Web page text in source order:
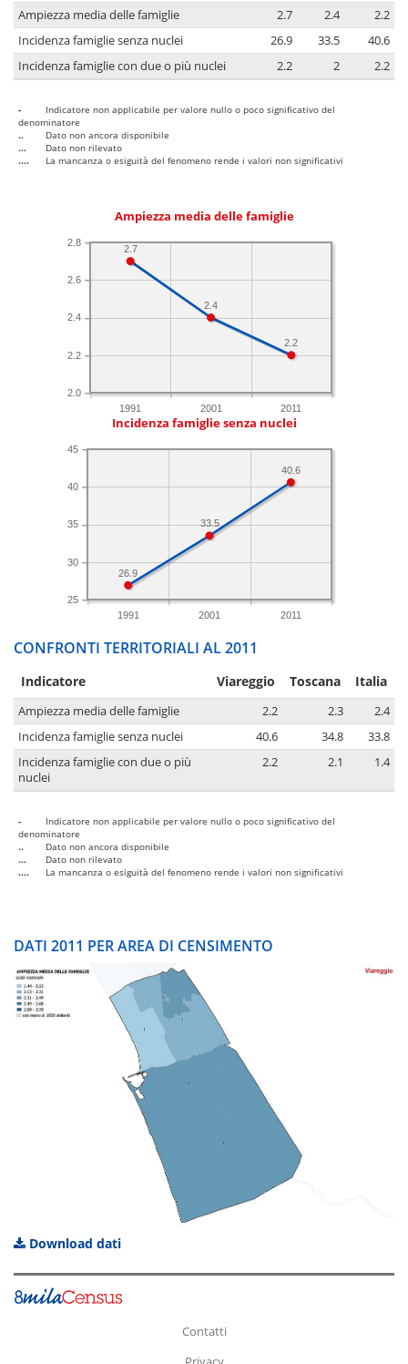
Ampiezza media delle famiglie 2.7 2.4
2.2
Incidenza famiglie senza nuclei
26.9 33.5
40.6
Incidenza famiglie con due o più nuclei
2.2 2 2.2
-
Indicatore non applicabile per valore nullo o poco significativo del
denominatore
..
Dato non ancora disponibile
...
Dato non rilevato
....
La mancanza o esiguità del fenomeno rende i valori non significativi
Ampiezza media delle famiglie
1991 2001 2011
2.0
2.2
2.4
2.6
2.8
2.2
2.4
2.7
Incidenza famiglie senza nuclei
1991 2001 2011
25
30
35
40
45
40.6
33.5
26.9
CONFRONTI TERRITORIALI AL 2011
Indicatore Viareggio Toscana Italia
Ampiezza media delle famiglie 2.2 2.3
2.4
Incidenza famiglie senza nuclei
40.6 34.8
33.8
Incidenza famiglie con due o più
nuclei
2.2 2.1 1.4
-
Indicatore non applicabile per valore nullo o poco significativo del
denominatore
..
Dato non ancora disponibile
...
Dato non rilevato
....
La mancanza o esiguità del fenomeno rende i valori non significativi
DATI 2011 PER AREA DI CENSIMENTO
Download dati
Contatti